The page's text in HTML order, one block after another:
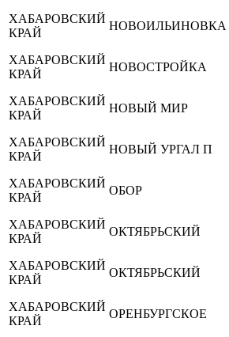
ХАБАРОВСКИЙ
КРАЙ
НОВОИЛЬИНОВКА
ХАБАРОВСКИЙ
КРАЙ
НОВОСТРОЙКА
ХАБАРОВСКИЙ
КРАЙ
НОВЫЙ МИР
ХАБАРОВСКИЙ
КРАЙ
НОВЫЙ УРГАЛ П
ХАБАРОВСКИЙ
КРАЙ
ОБОР
ХАБАРОВСКИЙ
КРАЙ
ОКТЯБРЬСКИЙ
ХАБАРОВСКИЙ
КРАЙ
ОКТЯБРЬСКИЙ
ХАБАРОВСКИЙ
КРАЙ
ОРЕНБУРГСКОЕ